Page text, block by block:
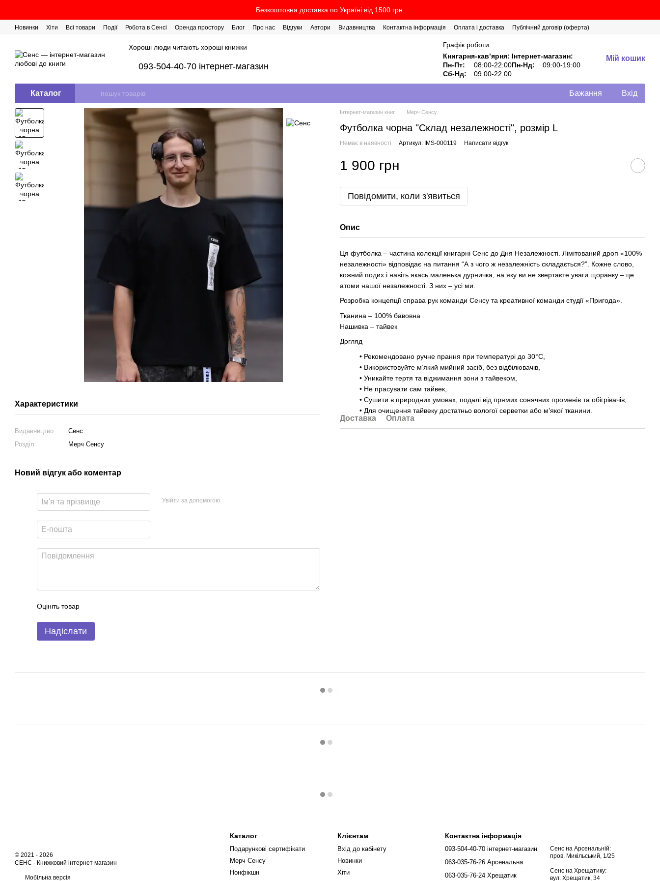
Безкоштовна доставка по Україні від 1500 грн.
Новинки Хіти Всі товари Події Робота в Сенсі Оренда простору Блог Про нас Відгуки Автори Видавництва Контактна інформація Оплата і доставка
Публічний договір (оферта)
Хороші люди читають хороші книжки
093-504-40-70 інтернет-магазин
Графік роботи:
Книгарня-кавʼярня: Інтернет-магазин:
Пн-Пт:
08:00-22:00Пн-Нд:
09:00-19:00
Сб-Нд:
09:00-22:00
Мій кошик
Каталог Бажання Вхід
Характеристики
Видавництво
Сенс
Розділ
Мерч Сенсу
Новий відгук або коментар
Увійти за допомогою
Оцініть товар
Надіслати
Інтернет-магазин книг Мерч Сенсу
Футболка чорна "Склад незалежності", розмір L
Немає в наявності Артикул: IMS-000119 Написати відгук
1 900 грн
Повідомити, коли з'явиться
Опис
Ця футболка – частина колекції книгарні Сенс до Дня Незалежності. Лімітований дроп «100%
незалежності» відповідає на питання “А з чого ж незалежність складається?”. Кожне слово,
кожний подих і навіть якась маленька дурничка, на яку ви не звертаєте уваги щоранку – це
атоми нашої незалежності. З них – усі ми.
Розробка концепції справа рук команди Сенсу та креативної команди студії «Пригода».
Тканина – 100% бавовна
Нашивка – тайвек
Догляд
• Рекомендовано ручне прання при температурі до 30°C,
• Використовуйте м’який мийний засіб, без відбілювачів,
• Уникайте тертя та віджимання зони з тайвеком,
• Не прасувати сам тайвек,
• Сушити в природних умовах, подалі від прямих сонячних променів та обігрівачів,
• Для очищення тайвеку достатньо вологої серветки або м’якої тканини.
Доставка Оплата
© 2021 - 2026
СЕНС - Книжковий інтернет магазин
Мобільна версія
Каталог
Подарункові сертифікати
Мерч Сенсу
Нонфікшн
Клієнтам
Вхід до кабінету
Новинки
Хіти
Контактна інформація
093-504-40-70 інтернет-магазин
063-035-76-26 Арсенальна
063-035-76-24 Хрещатик
Сенс на Арсенальній:
пров. Микільський, 1/25
Сенс на Хрещатику:
вул. Хрещатик, 34